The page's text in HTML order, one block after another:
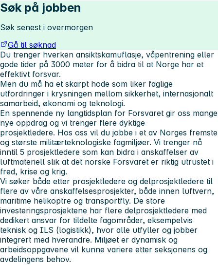
Søk på jobben
Søk senest i overmorgen
Gå til søknad
Du trenger hverken ansiktskamuflasje, våpentrening eller
gode tider på 3000 meter for å bidra til at Norge har et
effektivt forsvar.
Men du må ha et skarpt hode som liker faglige
utfordringer i krysningen mellom sikkerhet, internasjonalt
samarbeid, økonomi og teknologi.
En spennende ny langtidsplan for Forsvaret gir oss mange
nye oppdrag og vi trenger flere dyktige
prosjektledere. Hos oss vil du jobbe i et av Norges fremste
og største militærteknologiske fagmiljøer. Vi trenger nå
inntil 5 prosjektledere som kan bidra i anskaffelser av
luftmateriell slik at det norske Forsvaret er riktig utrustet i
fred, krise og krig.
Vi søker både etter prosjektledere og delprosjektledere til
flere av våre anskaffelsesprosjekter, både innen luftvern,
maritime helikoptre og transportfly. De store
investeringsprosjektene har flere delprosjektledere med
dedikert ansvar for tildelte fagområder, eksempelvis
teknisk og ILS (logistikk), hvor alle utfyller og jobber
integrert med hverandre. Miljøet er dynamisk og
arbeidsoppgavene vil kunne variere etter seksjonens og
avdelingens behov.